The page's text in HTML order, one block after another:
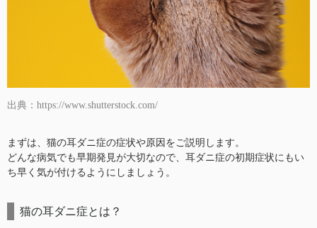
出典：https://www.shutterstock.com/
まずは、猫の耳ダニ症の症状や原因をご説明します。
どんな病気でも早期発見が大切なので、耳ダニ症の初期症状にもい
ち早く気が付けるようにしましょう。
猫の耳ダニ症とは？